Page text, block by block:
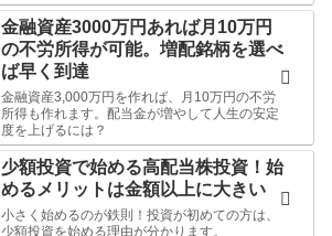
金融資産3000万円あれば月10万円
の不労所得が可能。増配銘柄を選べ
ば早く到達
金融資産3,000万円を作れば、月10万円の不労
所得も作れます。配当金が増やして人生の安定
度を上げるには？
少額投資で始める高配当株投資！始
めるメリットは金額以上に大きい
小さく始めるのが鉄則！投資が初めての方は、
少額投資を始める理由が分かります。